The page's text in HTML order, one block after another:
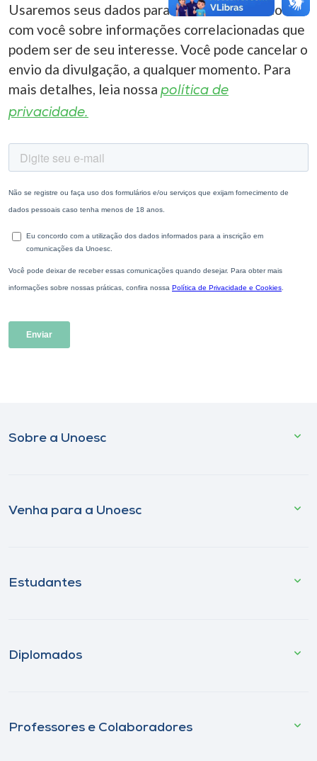
Usaremos seus dados para entrar em contato
com você sobre informações correlacionadas que
podem ser de seu interesse. Você pode cancelar o
envio da divulgação, a qualquer momento. Para
mais detalhes, leia nossa política de
privacidade.
Sobre a Unoesc
Venha para a Unoesc
Estudantes
Diplomados
Professores e Colaboradores